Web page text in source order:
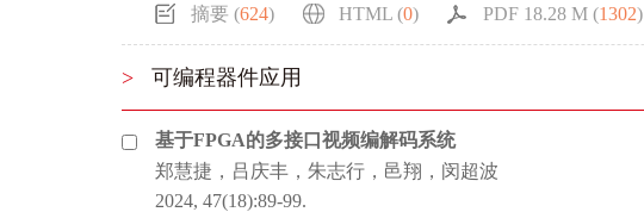
摘要 (624) HTML (0) PDF 18.28 M (1302)
> 可编程器件应用
基于FPGA的多接口视频编解码系统
郑慧捷，吕庆丰，朱志行，邑翔，闵超波
2024, 47(18):89-99.